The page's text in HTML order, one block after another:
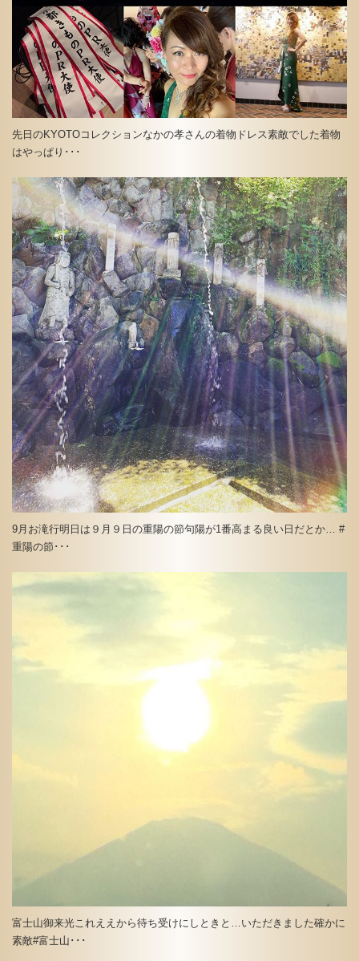
先日のKYOTOコレクションなかの孝さんの着物ドレス素敵でした着物
はやっぱり･･･
9月お滝行明日は９月９日の重陽の節句陽が1番高まる良い日だとか… #
重陽の節･･･
富士山御来光これええから待ち受けにしときと…いただきました確かに
素敵#富士山･･･